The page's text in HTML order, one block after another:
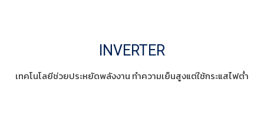
INVERTER
เทคโนโลยีช่วยประหยัดพลังงาน ทำความเย็นสูงแต่ใช้กระแสไฟต่ำ